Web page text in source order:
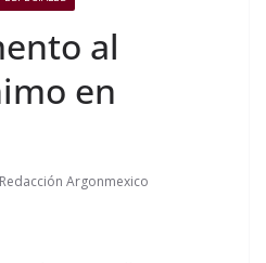
al
en
Redacción Argonmexico